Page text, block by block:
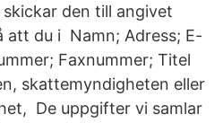
den till angivet
att du i Namn; Adress; E-
Faxnummer; Titel
skattemyndigheten eller
De uppgifter vi samlar